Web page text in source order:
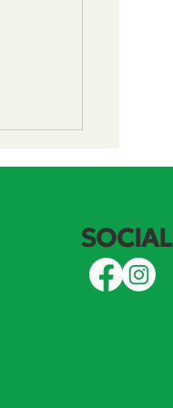
SOCIAL